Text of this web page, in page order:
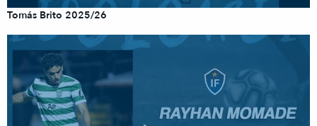
Tomás Brito 2025/26